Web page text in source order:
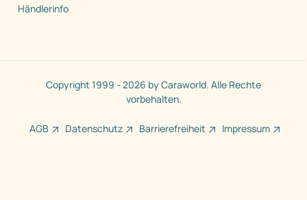
Händlerinfo
Copyright 1999 - 2026 by Caraworld. Alle Rechte
vorbehalten.
AGB Datenschutz Barrierefreiheit Impressum